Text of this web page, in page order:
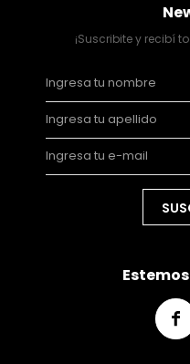
¡Suscribite y recibí
